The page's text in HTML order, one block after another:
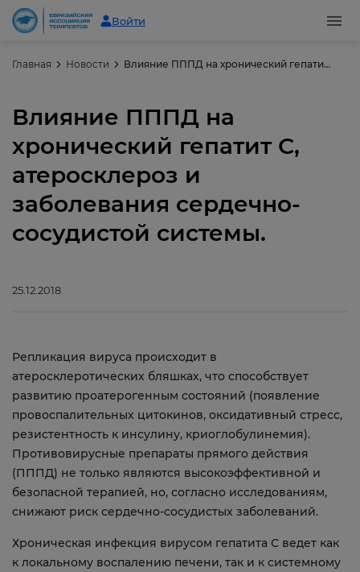
Войти
Главная Новости Влияние ПППД на хронический гепатит С, атеросклероз и заболевания сердечно-сосудистой системы.
Влияние ПППД на
хронический гепатит С,
атеросклероз и
заболевания сердечно-
сосудистой системы.
25.12.2018
Репликация вируса происходит в
атеросклеротических бляшках, что способствует
развитию проатерогенным состояний (появление
провоспалительных цитокинов, оксидативный стресс,
резистентность к инсулину, криоглобулинемия).
Противовирусные препараты прямого действия
(ПППД) не только являются высокоэффективной и
безопасной терапией, но, согласно исследованиям,
снижают риск сердечно-сосудистых заболеваний.
Хроническая инфекция вирусом гепатита С ведет как
к локальному воспалению печени, так и к системному